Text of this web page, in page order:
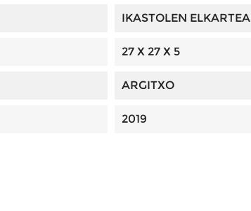
IKASTOLEN ELKARTEA
27 X 27 X 5
ARGITXO
2019